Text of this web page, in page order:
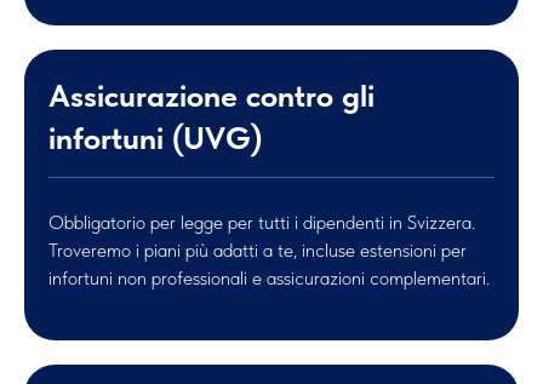
Assicurazione contro gli
infortuni (UVG)
Obbligatorio per legge per tutti i dipendenti in Svizzera.
Troveremo i piani più adatti a te, incluse estensioni per
infortuni non professionali e assicurazioni complementari.